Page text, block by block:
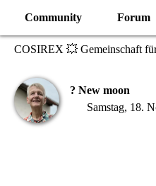
Community Forum
COSIREX 💥 Gemeinschaft
? New moon
Samstag, 18.